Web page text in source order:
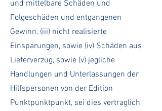
und mittelbare Schäden und
Folgeschäden und entgangenen
Gewinn, (iii) nicht realisierte
Einsparungen, sowie (iv) Schäden aus
Lieferverzug, sowie (v) jegliche
Handlungen und Unterlassungen der
Hilfspersonen von der Edition
Punktpunktpunkt, sei dies vertraglich